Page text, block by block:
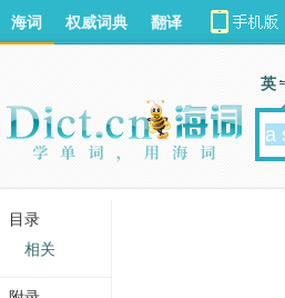
海词 权威词典 翻译
英
目录
相关